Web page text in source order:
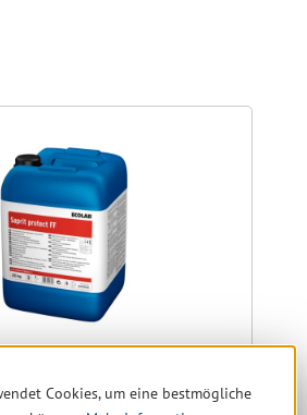
FF 20 kg
Cookies, um eine bestmögliche